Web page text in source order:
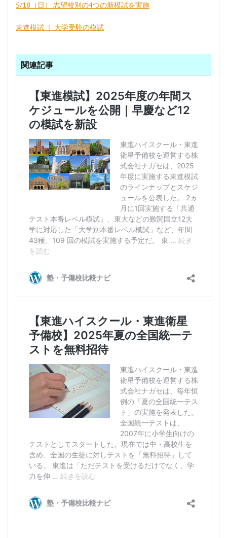
5/18（日） 志望校別の4つの新模試を実施
東進模試 ｜ 大学受験の模試
関連記事